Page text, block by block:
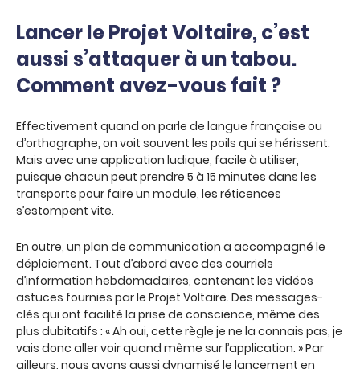
Lancer le Projet Voltaire, c’est
aussi s’attaquer à un tabou.
Comment avez-vous fait ?
Effectivement quand on parle de langue française ou
d’orthographe, on voit souvent les poils qui se hérissent.
Mais avec une application ludique, facile à utiliser,
puisque chacun peut prendre 5 à 15 minutes dans les
transports pour faire un module, les réticences
s’estompent vite.
En outre, un plan de communication a accompagné le
déploiement. Tout d’abord avec des courriels
d’information hebdomadaires, contenant les vidéos
astuces fournies par le Projet Voltaire. Des messages-
clés qui ont facilité la prise de conscience, même des
plus dubitatifs : « Ah oui, cette règle je ne la connais pas, je
vais donc aller voir quand même sur l’application. » Par
ailleurs, nous avons aussi dynamisé le lancement en